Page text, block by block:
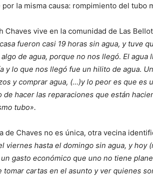
por la misma causa: rompimiento del tubo
Chaves vive en la comunidad de Las
fueron casi 19 horas sin agua, y tuve
de agua, porque no nos llegó. El agua
y lo que nos llegó fue un hilito de agua.
y comprar agua, (…)y lo peor es que es
de hacer las reparaciones que están
tubo».
de Chaves no es única, otra vecina
viernes hasta el domingo sin agua, y hoy
gasto económico que uno no tiene
tomar cartas en el asunto y ver quienes